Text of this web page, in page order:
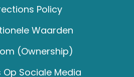
Policy
Waarden
(Ownership)
Op Sociale Media